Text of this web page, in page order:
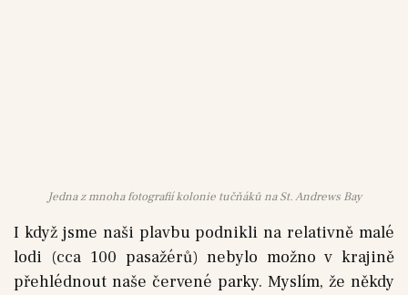
Jedna z mnoha fotografií kolonie tučňáků na St. Andrews Bay
I když jsme naši plavbu podnikli na relativně malé
lodi (cca 100 pasažérů) nebylo možno v krajině
přehlédnout naše červené parky. Myslím, že někdy